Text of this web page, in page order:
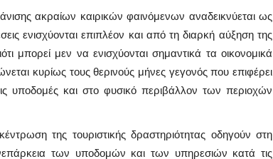
ακραίων καιρικών φαινόμενων αναδεικνύεται ως
ενισχύονται επιπλέον και από τη διαρκή αύξηση της
μπορεί μεν να ενισχύονται σημαντικά τα οικονομικά
κυρίως τους θερινούς μήνες γεγονός που επιφέρει
υποδομές και στο φυσικό περιβάλλον των περιοχών
της τουριστικής δραστηριότητας οδηγούν στη
των υποδομών και των υπηρεσιών κατά τις